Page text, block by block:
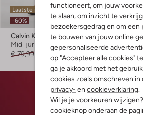
functioneert, om jouw
te slaan, om inzicht te
bezoekersgedrag en om een
te bouwen van jouw online
gepersonaliseerde
op "Accepteer alle cookies"
ga je akkoord met het
cookies zoals omschreven in
privacy- en cookieverklaring.
Wil je je voorkeuren
cookieknop onderaan de
Laatste item
-60%
Calvin Klein
Midi jurk
€ 79,99
€ 31,99
-60%
Mini
€